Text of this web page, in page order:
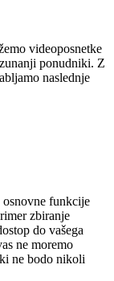
videoposnetke
ponudniki. Z
naslednje
funkcije
zbiranje
do vašega
ne moremo
ne bodo nikoli